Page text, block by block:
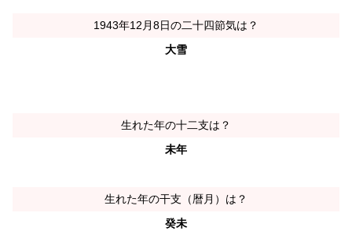
1943年12月8日の二十四節気は？
大雪
生れた年の十二支は？
未年
生れた年の干支（暦月）は？
癸未